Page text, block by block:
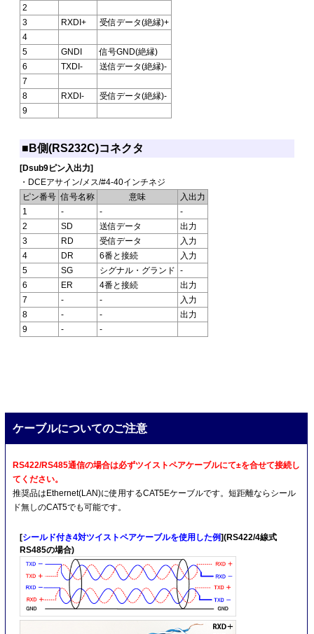
2
3
RXDI+
受信データ(絶縁)+
4
5
GNDI
信号GND(絶縁)
6
TXDI-
送信データ(絶縁)-
7
8
RXDI-
受信データ(絶縁)-
9
■B側(RS232C)コネクタ
[Dsub9ピン入出力]
・DCEアサイン/メス/#4-40インチネジ
ピン番号 信号名称 意味
入出力
1
- -
-
2
SD 送信データ
出力
3
RD 受信データ
入力
4
DR 6番と接続
入力
5
SG シグナル・グランド
-
6
ER 4番と接続
出力
7
- -
入力
8
- -
出力
9
- -
ケーブルについてのご注意
RS422/RS485通信の場合は必ずツイストペアケーブルにて±を合せて接続し
てください。
推奨品はEthernet(LAN)に使用するCAT5Eケーブルです。短距離ならシール
ド無しのCAT5でも可能です。
[シールド付き4対ツイストペアケーブルを使用した例](RS422/4線式
RS485の場合)